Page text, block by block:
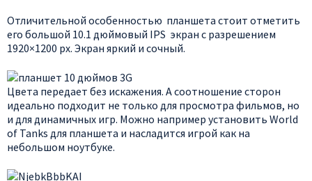
Отличительной особенностью планшета стоит отметить
его большой 10.1 дюймовый IPS экран с разрешением
1920×1200 px. Экран яркий и сочный.
Цвета передает без искажения. А соотношение сторон
идеально подходит не только для просмотра фильмов, но
и для динамичных игр. Можно например установить World
of Tanks для планшета и насладится игрой как на
небольшом ноутбуке.